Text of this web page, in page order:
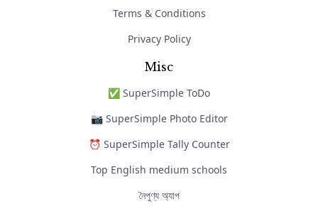
Terms & Conditions
Privacy Policy
Misc
✅ SuperSimple ToDo
📷 SuperSimple Photo Editor
⏰ SuperSimple Tally Counter
Top English medium schools
নৈপুণ্য অ্যাপ